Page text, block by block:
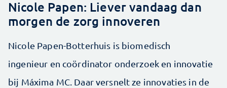
Nicole Papen: Liever vandaag dan
morgen de zorg innoveren
Nicole Papen-Botterhuis is biomedisch
ingenieur en coördinator onderzoek en innovatie
bij Máxima MC. Daar versnelt ze innovaties in de